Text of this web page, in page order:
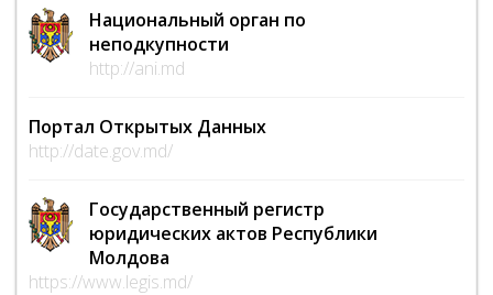
Национальный орган по
неподкупности
http://ani.md
Портал Открытых Данных
http://date.gov.md/
Государственный регистр
юридических актов Республики
Молдова
https://www.legis.md/